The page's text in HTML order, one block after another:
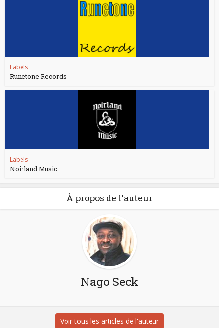
Labels
Runetone Records
Labels
Noirland Music
À propos de l'auteur
Nago Seck
Voir tous les articles de l'auteur